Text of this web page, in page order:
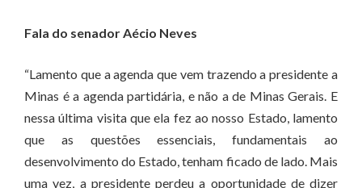
Fala do senador Aécio Neves
“Lamento que a agenda que vem trazendo a presidente a
Minas é a agenda partidária, e não a de Minas Gerais. E
nessa última visita que ela fez ao nosso Estado, lamento
que as questões essenciais, fundamentais ao
desenvolvimento do Estado, tenham ficado de lado. Mais
uma vez, a presidente perdeu a oportunidade de dizer